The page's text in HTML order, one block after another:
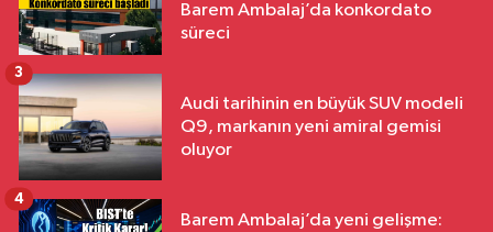
Barem Ambalaj’da konkordato
süreci
Audi tarihinin en büyük SUV modeli
Q9, markanın yeni amiral gemisi
oluyor
3
Barem Ambalaj’da yeni gelişme:
4